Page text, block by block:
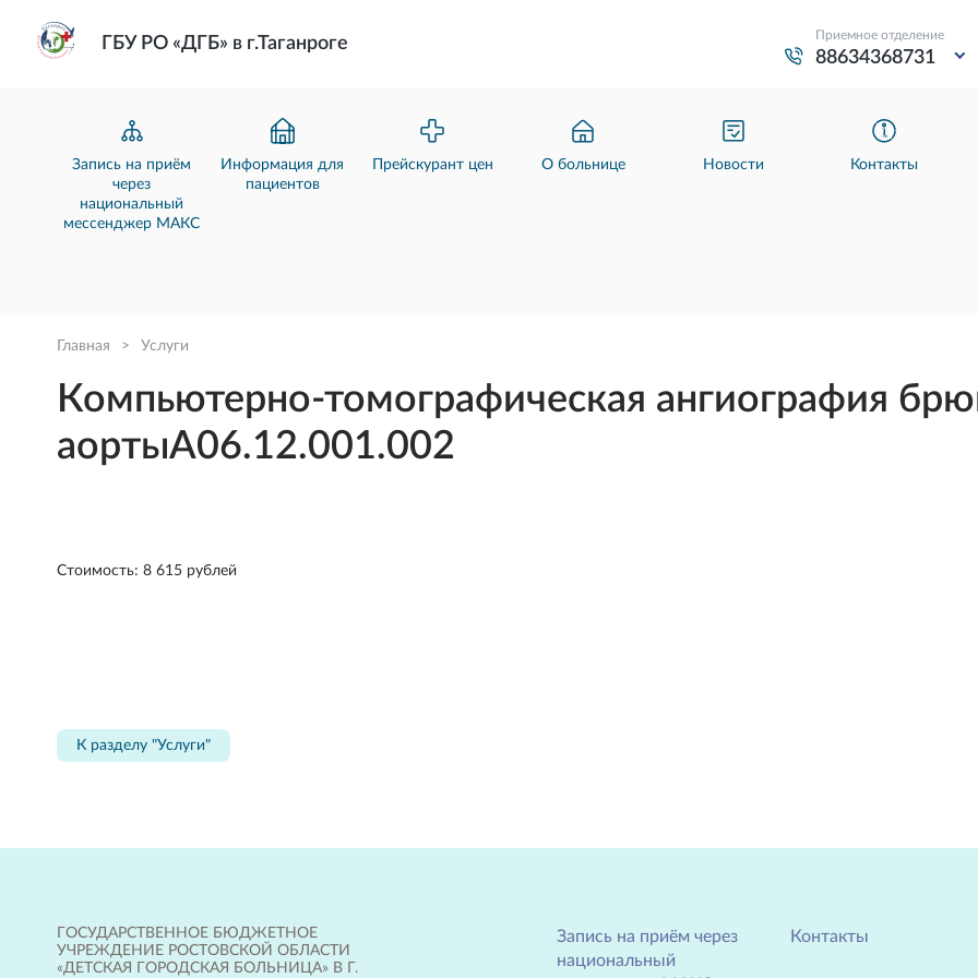
Запись на приём
через
национальный
мессенджер МАКС
Информация для
пациентов
Прейскурант цен О больнице Новости Контакты
Главная > Услуги
Компьютерно-томографическая ангиография
аортыA06.12.001.002
Стоимость: 8 615 рублей
К разделу "Услуги"
ГБУ РО «ДГБ» в г.Таганроге Приемное отделение
88634368731
ГОСУДАРСТВЕННОЕ БЮДЖЕТНОЕ
УЧРЕЖДЕНИЕ РОСТОВСКОЙ ОБЛАСТИ
«ДЕТСКАЯ ГОРОДСКАЯ БОЛЬНИЦА» В Г.
Запись на приём через
национальный
Контакты